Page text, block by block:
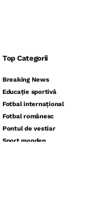
Top Categorii
Breaking News
Educație sportivă
Fotbal internațional
Fotbal românesc
Pontul de vestiar
Sport monden